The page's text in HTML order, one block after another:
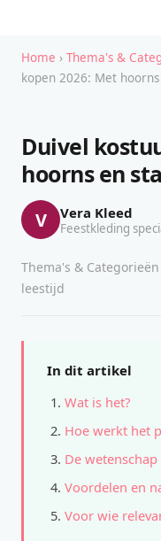
Home › Thema's &
kopen 2026: Met
Duivel
hoorns en
V Vera Kleed
Feestkleding
Thema's &
leestijd
In dit artikel
Wat is het?
Hoe werkt het
De
Voordelen en
Voor wie